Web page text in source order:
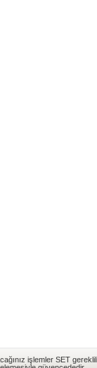
işlemler SET